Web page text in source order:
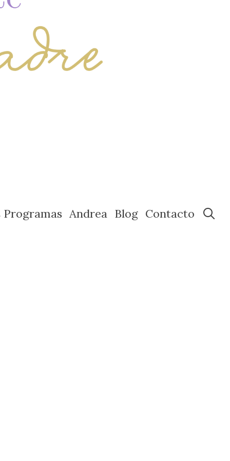
Programas Andrea Blog Contacto